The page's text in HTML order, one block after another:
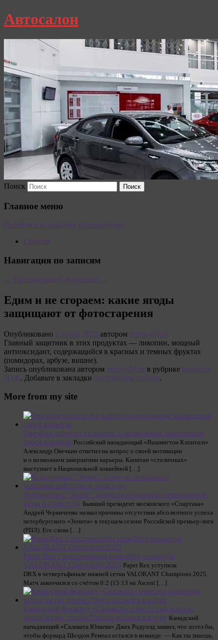
Автосалон
Поиск
Главное меню
Перейти к основному содержимому
Главная
Навигация по записям
← Предыдущая Следующая →
Едим и не сгораем: какие ягоды
защищают от фотостарения
Опубликовано 1 июня, 2026 автором runews24.ru
Главный защитник в этих продуктах — ликопин, мощный
антиоксидант, содержащийся в красных и темных фруктах
(помидорах, арбузе, вишне).
Запись опубликована автором runews24.ru в рубрике Новости
ЗОЖ. Добавьте в закладки постоянную ссылку.
More from my site
Овечкин ответил на вопрос о возможном завершении
своей карьеры Российский нападающий «Вашингтон Кэпиталз»
Александр Овечкин ответил на вопрос о своей мотивации
и о возможном завершении карьеры. Капитан «столичных»
выступает в Национальной хоккейной […]
Червиченко: “Зенит” точно не показывал чемпионской
игры в этом году Бывший президент московского «Спартака»
Андрей Червиченко назвал причины отсутствия абсолютного успеха
петербургского «Зенита» в текущем сезоне Российской премьер-лиги
(РПЛ). Его слова […]
Paper Rex с россиянином something покинула
VALORANT Champions 2025 Paper Rex уступила
DRX в четвертьфинале нижней сетки VALORANT Champions 2025.
Матч закончился со счётом 0:2 (15:13 на Ascent […]
Канадский форвард «Салавата» ответил на вопрос,
хотел бы он, чтобы Ремпал остался в клубе Канадский
нападающий «Салавата Юлаева» Джек Родуолд заявил, что хотел бы,
чтобы форвард Шелдон Ремпал остался в команде. — Как ты знаешь,